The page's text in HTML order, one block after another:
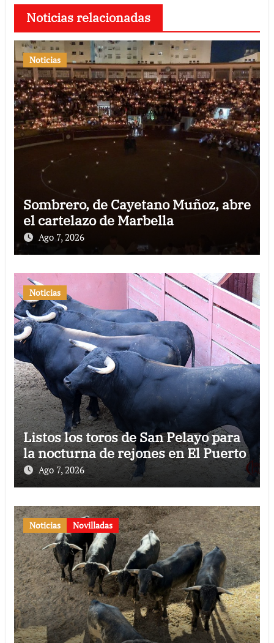
Noticias relacionadas
Noticias
Sombrero, de Cayetano Muñoz, abre
el cartelazo de Marbella
Ago 7, 2026
Noticias
Listos los toros de San Pelayo para
la nocturna de rejones en El Puerto
Ago 7, 2026
Noticias Novilladas